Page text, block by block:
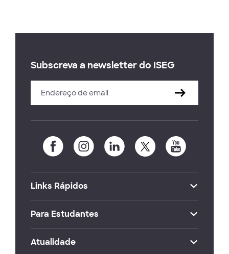
Subscreva a newsletter do ISEG
Links Rápidos
Para Estudantes
Atualidade